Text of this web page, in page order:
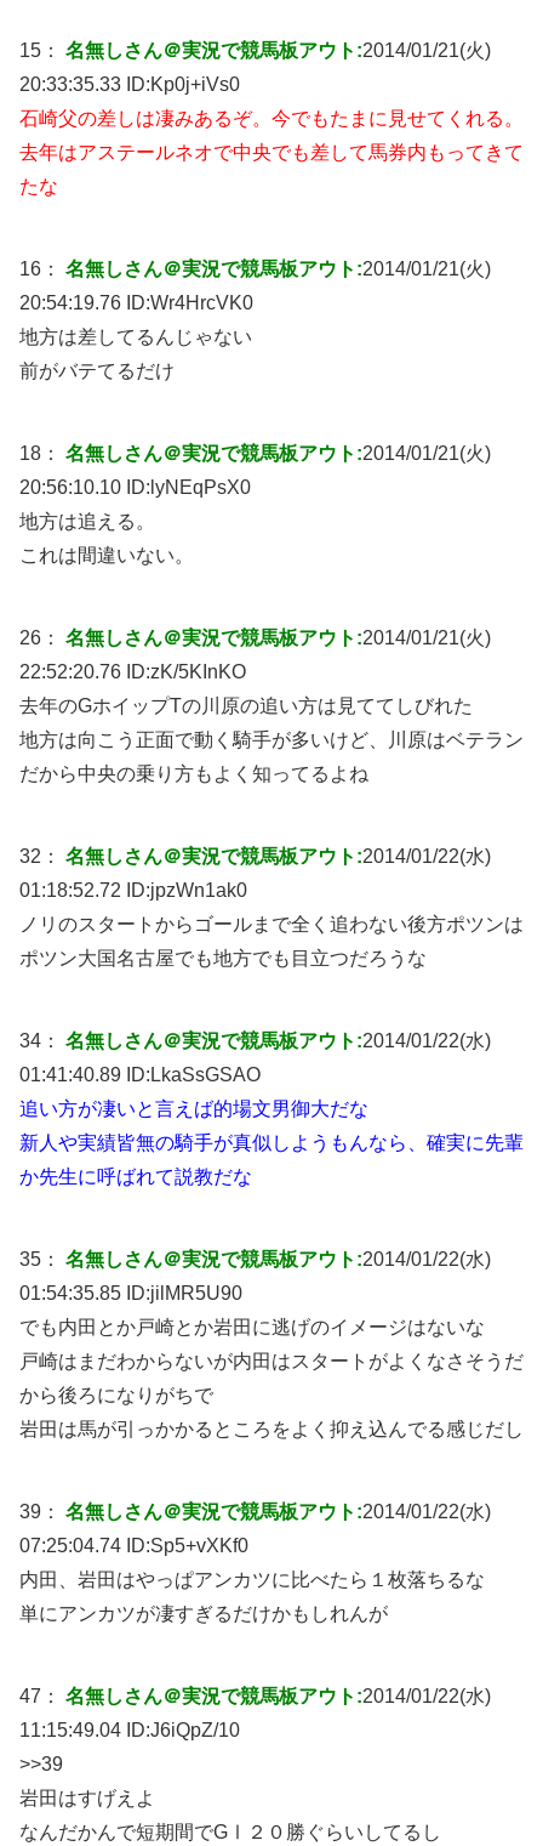
15： 名無しさん＠実況で競馬板アウト:2014/01/21(火)
20:33:35.33 ID:Kp0j+iVs0
石崎父の差しは凄みあるぞ。今でもたまに見せてくれる。
去年はアステールネオで中央でも差して馬券内もってきて
たな
16： 名無しさん＠実況で競馬板アウト:2014/01/21(火)
20:54:19.76 ID:Wr4HrcVK0
地方は差してるんじゃない
前がバテてるだけ
18： 名無しさん＠実況で競馬板アウト:2014/01/21(火)
20:56:10.10 ID: lyNEqPsX0
地方は追える。
これは間違いない。
26： 名無しさん＠実況で競馬板アウト:2014/01/21(火)
22:52:20.76 ID:zK/5KInKO
去年のGホイップTの川原の追い方は見ててしびれた
地方は向こう正面で動く騎手が多いけど、川原はベテラン
だから中央の乗り方もよく知ってるよね
32： 名無しさん＠実況で競馬板アウト:2014/01/22(水)
01:18:52.72 ID:jpzWn1ak0
ノリのスタートからゴールまで全く追わない後方ポツンは
ポツン大国名古屋でも地方でも目立つだろうな
34： 名無しさん＠実況で競馬板アウト:2014/01/22(水)
01:41:40.89 ID: LkaSsGSAO
追い方が凄いと言えば的場文男御大だな
新人や実績皆無の騎手が真似しようもんなら、確実に先輩
か先生に呼ばれて説教だな
35： 名無しさん＠実況で競馬板アウト:2014/01/22(水)
01:54:35.85 ID:jilMR5U90
でも内田とか戸崎とか岩田に逃げのイメージはないな
戸崎はまだわからないが内田はスタートがよくなさそうだ
から後ろになりがちで
岩田は馬が引っかかるところをよく抑え込んでる感じだし
39： 名無しさん＠実況で競馬板アウト:2014/01/22(水)
07:25:04.74 ID:Sp5+vXKf0
内田、岩田はやっぱアンカツに比べたら１枚落ちるな
単にアンカツが凄すぎるだけかもしれんが
47： 名無しさん＠実況で競馬板アウト:2014/01/22(水)
11:15:49.04 ID:J6iQpZ/10
>>39
岩田はすげえよ
なんだかんで短期間でGⅠ２０勝ぐらいしてるし